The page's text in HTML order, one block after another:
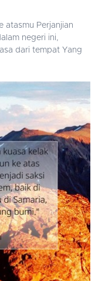
atasmu Perjanjian
negeri ini,
dari tempat Yang